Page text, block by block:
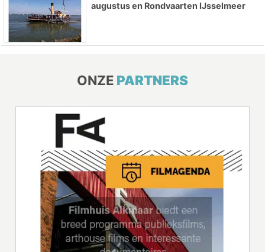
augustus en Rondvaarten IJsselmeer
ONZE PARTNERS